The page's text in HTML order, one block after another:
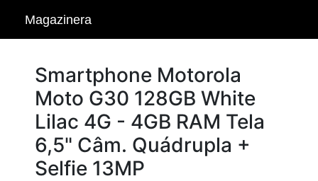
Magazinera
Smartphone Motorola
Moto G30 128GB White
Lilac 4G - 4GB RAM Tela
6,5" Câm. Quádrupla +
Selfie 13MP